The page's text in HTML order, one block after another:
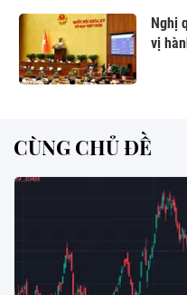
Nghị
vị
CÙNG CHỦ ĐỀ